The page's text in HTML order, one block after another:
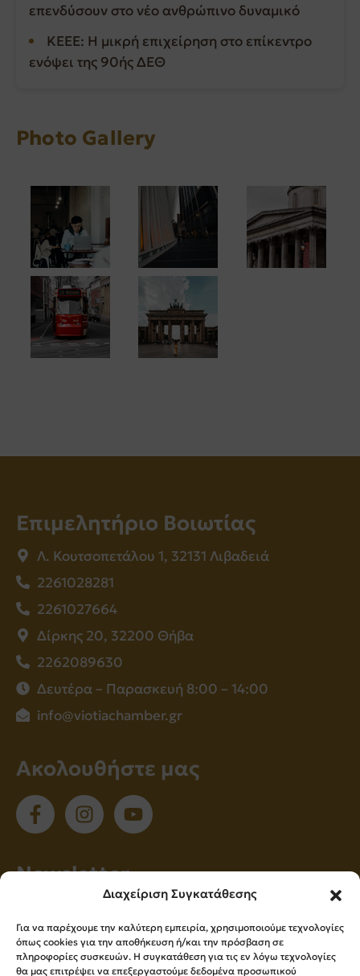
Διαχείριση Συγκατάθεσης
Για να παρέχουμε την καλύτερη εμπειρία, χρησιμοποιούμε τεχνολογίες
όπως cookies για την αποθήκευση ή/και την πρόσβαση σε
πληροφορίες συσκευών. Η συγκατάθεση για τις εν λόγω τεχνολογίες
θα μας επιτρέψει να επεξεργαστούμε δεδομένα προσωπικού
επενδύσουν στο νέο ανθρώπινο δυναμικό
ΚΕΕΕ: Η μικρή επιχείρηση στο επίκεντρο
ενόψει της 90ής ΔΕΘ
Photo Gallery
Επιμελητήριο Βοιωτίας
Λ. Κουτσοπετάλου 1, 32131 Λιβαδειά
2261028281
2261027664
Δίρκης 20, 32200 Θήβα
2262089630
Δευτέρα – Παρασκευή 8:00 – 14:00
info@viotiachamber.gr
Ακολουθήστε μας
Νewsletter
ενημερώνεστε πρώτοι για όλα τα νέα μας!